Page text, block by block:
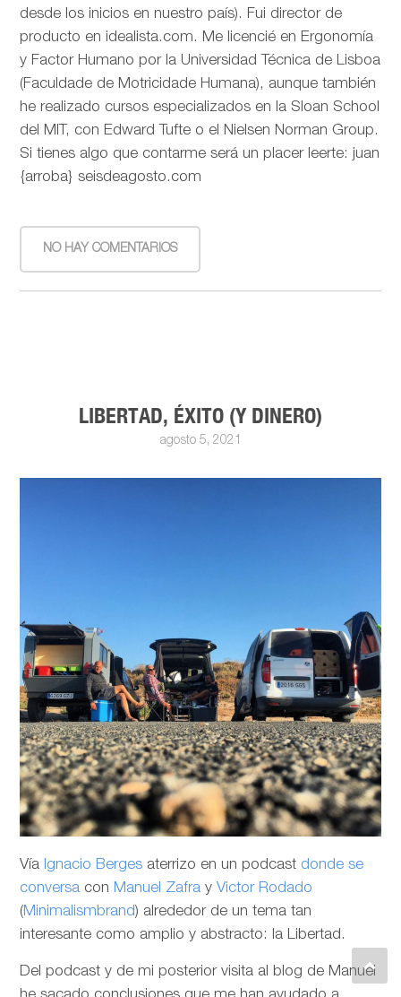
desde los inicios en nuestro país). Fui director de
producto en idealista.com. Me licencié en Ergonomía
y Factor Humano por la Universidad Técnica de Lisboa
(Faculdade de Motricidade Humana), aunque también
he realizado cursos especializados en la Sloan School
del MIT, con Edward Tufte o el Nielsen Norman Group.
Si tienes algo que contarme será un placer leerte: juan
{arroba} seisdeagosto.com
NO HAY COMENTARIOS
LIBERTAD, ÉXITO (Y DINERO)
agosto 5, 2021
Vía Ignacio Berges aterrizo en un podcast donde se
conversa con Manuel Zafra y Victor Rodado
(Minimalismbrand) alrededor de un tema tan
interesante como amplio y abstracto: la Libertad.
Del podcast y de mi posterior visita al blog de Manuel